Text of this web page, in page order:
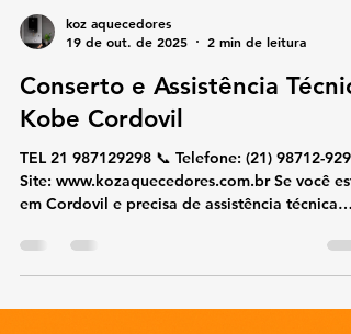
koz aquecedores
Conserto e Assistência
em Cordovil e precisa de assistência técnica